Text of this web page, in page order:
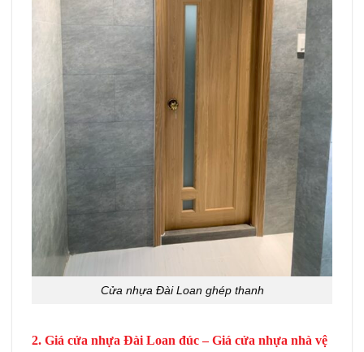
Cửa nhựa Đài Loan ghép thanh
2. Giá cửa nhựa Đài Loan đúc – Giá cửa nhựa nhà vệ